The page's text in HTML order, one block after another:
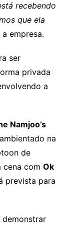
recebendo
que ela
a empresa.
ser
privada
a
Namjoo’s
na
de
cena com Ok
prevista para